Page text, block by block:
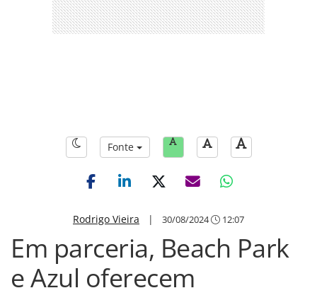
Fonte
Rodrigo Vieira | 30/08/2024 12:07
Em parceria, Beach Park
e Azul oferecem